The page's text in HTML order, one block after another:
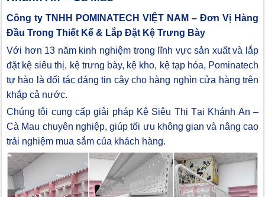
Công ty TNHH POMINATECH VIỆT NAM – Đơn Vị Hàng
Đầu Trong Thiết Kế & Lắp Đặt Kệ Trưng Bày
Với hơn 13 năm kinh nghiệm trong lĩnh vực sản xuất và lắp
đặt kệ siêu thị, kệ trưng bày, kệ kho, kệ tạp hóa, Pominatech
tự hào là đối tác đáng tin cậy cho hàng nghìn cửa hàng trên
khắp cả nước.
Chúng tôi cung cấp giải pháp Kệ Siêu Thị Tại Khánh An –
Cà Mau chuyên nghiệp, giúp tối ưu không gian và nâng cao
trải nghiệm mua sắm của khách hàng.